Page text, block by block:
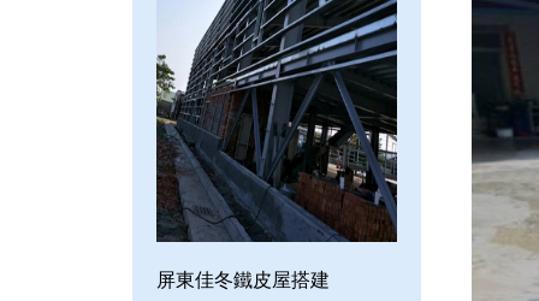
屏東佳冬鐵皮屋搭建